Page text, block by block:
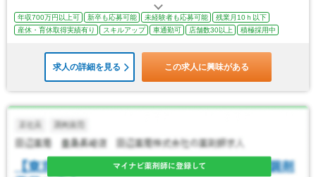
年収700万円以上可 新卒も応募可能 未経験者も応募可能
残業月10ｈ以下
産休・育休取得実績有り
スキルアップ 車通勤可 店舗数30以上 積極採用中
求人の詳細を見る この求人に興味がある